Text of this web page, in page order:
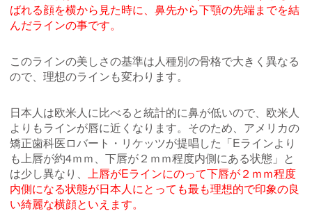
ばれる顔を横から見た時に、鼻先から下顎の先端までを結
んだラインの事です。
このラインの美しさの基準は人種別の骨格で大きく異なる
ので、理想のラインも変わります。
日本人は欧米人に比べると統計的に鼻が低いので、欧米人
よりもラインが唇に近くなります。そのため、アメリカの
矯正歯科医ロバート・リケッツが提唱した「Eラインより
も上唇が約4ｍｍ、下唇が２ｍｍ程度内側にある状態」と
は少し異なり、 上唇がEラインにのって下唇が２ｍｍ程度
内側になる状態が日本人にとっても最も理想的で印象の良
い綺麗な横顔といえます。